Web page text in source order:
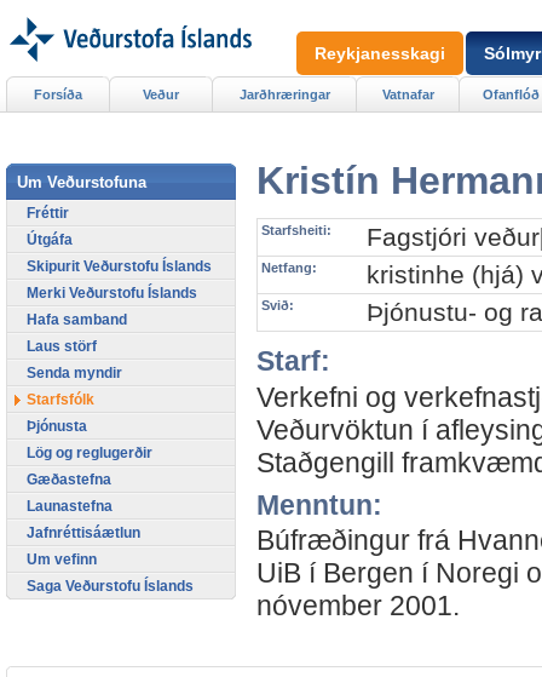
Kristín
Starfsheiti: Fagstjóri
Netfang: kristinhe (hjá)
Svið: Þjónustu- og
Starf:
Verkefni og
Veðurvöktun í
Staðgengill
Menntun:
Búfræðingur frá
UiB í Bergen í Noregi
nóvember 2001.
Forsíða Veður Jarðhræringar Vatnafar Ofanflóð
Um Veðurstofuna
Fréttir
Útgáfa
Skipurit Veðurstofu Íslands
Merki Veðurstofu Íslands
Hafa samband
Laus störf
Senda myndir
Starfsfólk
Þjónusta
Lög og reglugerðir
Gæðastefna
Launastefna
Jafnréttisáætlun
Um vefinn
Saga Veðurstofu Íslands
Reykjanesskagi